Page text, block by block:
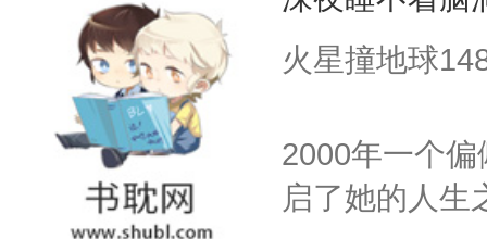
疯狂地涌入到
王和泽熙仙
世间共同渡过
口耳相传的话
火星撞地球
2000年一个
启了她的人生